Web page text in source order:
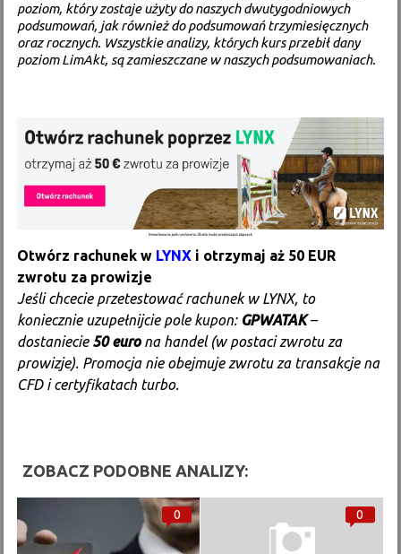
poziom, który zostaje użyty do naszych dwutygodniowych
podsumowań, jak również do podsumowań trzymiesięcznych
oraz rocznych. Wszystkie analizy, których kurs przebił dany
poziom LimAkt, są zamieszczane w naszych podsumowaniach.
Otwórz rachunek w LYNX i otrzymaj aż 50 EUR
zwrotu za prowizje
Jeśli chcecie przetestować rachunek w LYNX, to
koniecznie uzupełnijcie pole kupon: GPWATAK–
dostaniecie 50 eurona handel (w postaci zwrotu za
prowizje). Promocja nie obejmuje zwrotu za transakcje na
CFD i certyfikatach turbo.
ZOBACZ PODOBNE ANALIZY:
0 0